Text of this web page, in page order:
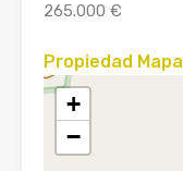
265.000 €
Propiedad Mapa
+
−